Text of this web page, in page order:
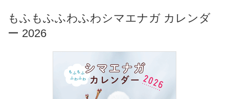
もふもふふわふわシマエナガ カレンダ
ー 2026